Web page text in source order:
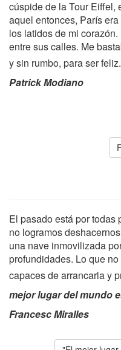
cúspide de la Tour Eiffel,
aquel entonces, París
los latidos de mi
entre sus calles. Me
y sin rumbo, para ser feliz.
Patrick Modiano
El pasado está por todas
no logramos
una nave inmovilizada
profundidades. Lo que
capaces de arrancarla y
mejor lugar del mundo
Francesc Miralles